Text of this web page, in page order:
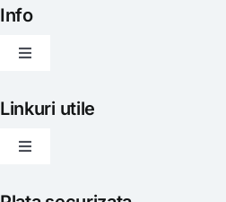
Info
Toggle
Articole
Linkuri utile
Toggle
Politica de livrare